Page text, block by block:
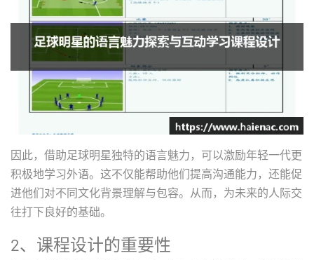
因此，借助足球明星独特的语言魅力，可以激励年轻一代更
积极地学习外语。这不仅能帮助他们提高沟通能力，还能促
进他们对不同文化背景理解与包容。从而，为未来的人际交
往打下良好的基础。
2、课程设计的重要性